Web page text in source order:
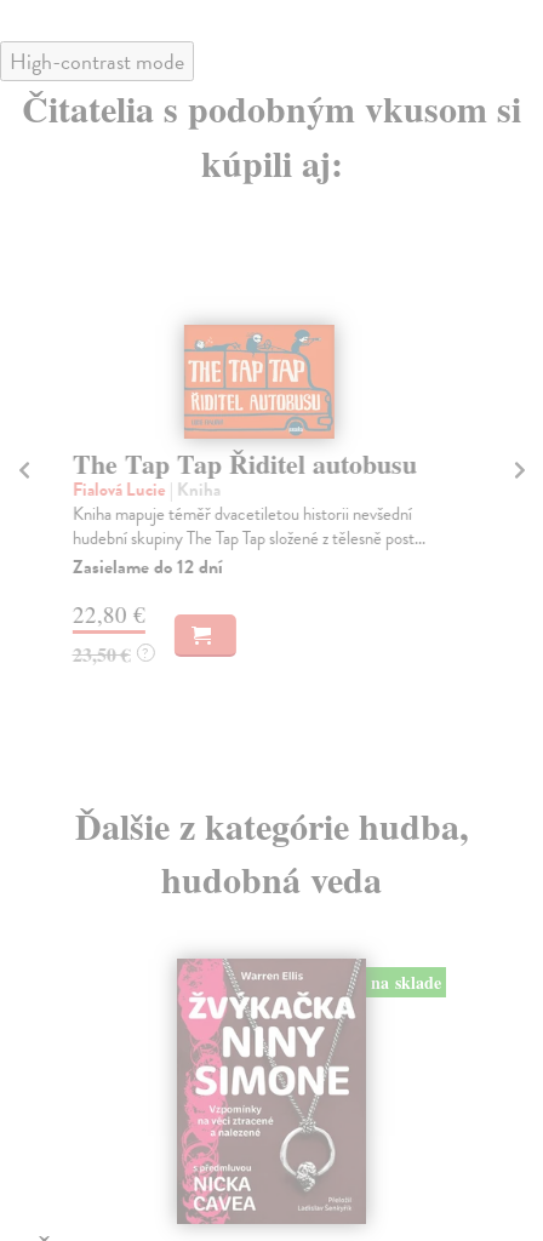
High-contrast mode
Čitatelia s podobným vkusom si
kúpili aj:
The Tap Tap Řiditel autobusu
Fialová Lucie | Kniha
Kniha mapuje téměř dvacetiletou historii nevšední
hudební skupiny The Tap Tap složené z tělesně post...
Zasielame do 12 dní
22,80 €
23,50 € ?
Ďalšie z kategórie hudba,
hudobná veda
na sklade